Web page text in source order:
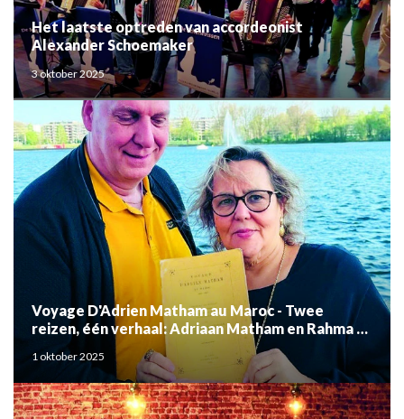
Het laatste optreden van accordeonist
Alexander Schoemaker
3 oktober 2025
Voyage D'Adrien Matham au Maroc - Twee
reizen, één verhaal: Adriaan Matham en Rahma el
Mouden
1 oktober 2025